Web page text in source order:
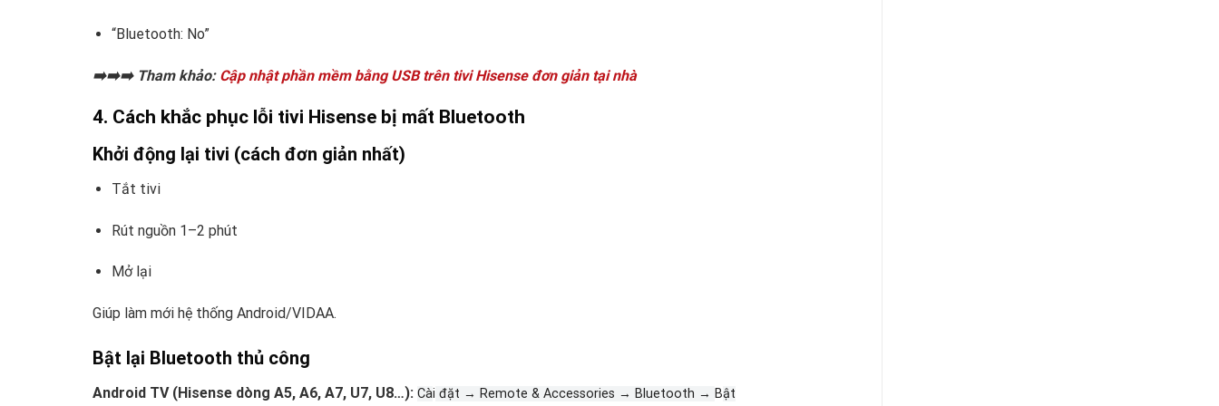
“Bluetooth: No”
➡️➡️➡️ Tham khảo: Cập nhật phần mềm bằng USB trên tivi Hisense đơn giản tại nhà
4. Cách khắc phục lỗi tivi Hisense bị mất Bluetooth
Khởi động lại tivi (cách đơn giản nhất)
Tắt tivi
Rút nguồn 1–2 phút
Mở lại
Giúp làm mới hệ thống Android/VIDAA.
Bật lại Bluetooth thủ công
Android TV (Hisense dòng A5, A6, A7, U7, U8…): Cài đặt → Remote & Accessories → Bluetooth → Bật